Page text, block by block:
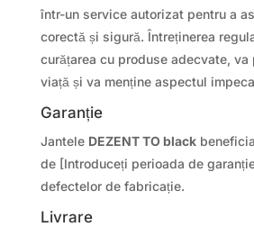
într-un service autorizat pentru a
corectă și sigură. Întreținerea
curățarea cu produse adecvate,
viață și va menține aspectul
Garanție
Jantele DEZENT TO black
de [Introduceți perioada de
defectelor de fabricație.
Livrare